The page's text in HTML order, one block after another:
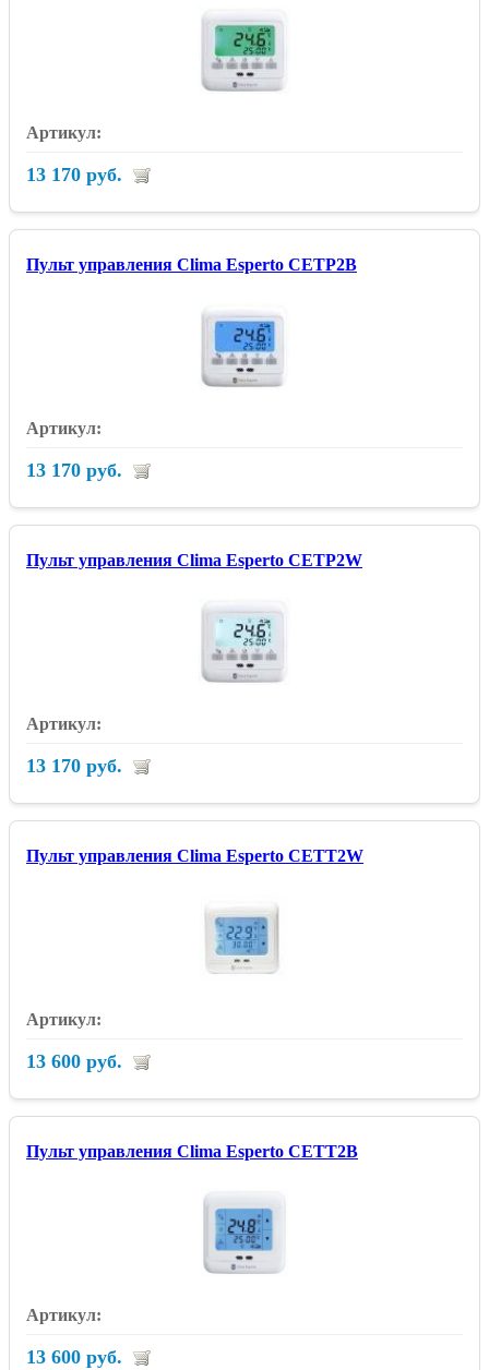
13 170 руб.
Пульт управления Clima Esperto CETP2B
13 170 руб.
Пульт управления Clima Esperto CETP2W
13 170 руб.
Пульт управления Clima Esperto CETT2W
13 600 руб.
Пульт управления Clima Esperto CETT2B
13 600 руб.